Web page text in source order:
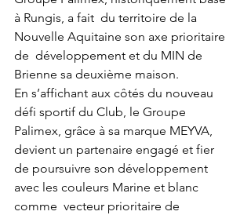
à Rungis, a fait  du territoire de la
Nouvelle Aquitaine son axe prioritaire
de  développement et du MIN de
Brienne sa deuxième maison.
En s’affichant aux côtés du nouveau
défi sportif du Club, le Groupe
Palimex, grâce à sa marque MEYVA,
devient un partenaire engagé et fier
de poursuivre son développement
avec les couleurs Marine et blanc
comme  vecteur prioritaire de